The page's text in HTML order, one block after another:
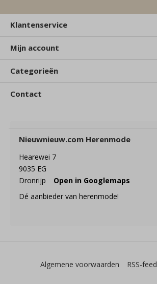
Klantenservice
Mijn account
Categorieën
Contact
Nieuwnieuw.com Herenmode
Hearewei 7
9035 EG
Dronrijp
Open in Googlemaps
Dé aanbieder van herenmode!
Algemene voorwaarden RSS-feed